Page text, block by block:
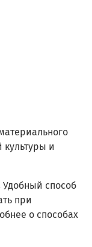
и
Удобный способ
при
о способах